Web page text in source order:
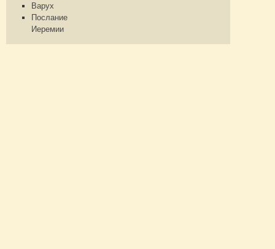
Варух
Послание
Иеремии